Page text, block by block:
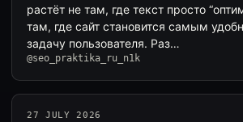
растёт не там, где текст просто
там, где сайт становится самым
задачу пользователя. Раз…
@seo_praktika_ru_n1k
27 JULY 2026